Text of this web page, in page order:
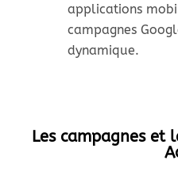
applications
campagnes
dynamique.
Les campagnes et